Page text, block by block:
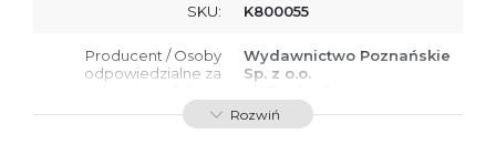
SKU: K800055
Producent / Osoby
odpowiedzialne za
przepisami:
Wydawnictwo Poznańskie
Sp. z o.o.
61-701 Poznań
Polska
Rozwiń